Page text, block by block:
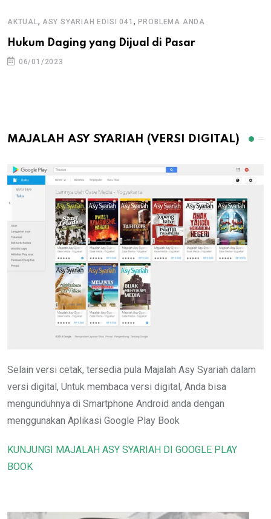
AKTUAL, ASY SYARIAH EDISI 041 , PROBLEMA ANDA
Hukum Daging yang Dijual di Pasar
06/01/2023
MAJALAH ASY SYARIAH (VERSI DIGITAL)
Selain versi cetak, tersedia pula Majalah Asy Syariah dalam
versi digital, Untuk membaca versi digital, Anda bisa
mengunduhnya di Smartphone Android anda dengan
menggunakan Aplikasi Google Play Book
KUNJUNGI MAJALAH ASY SYARIAH DI GOOGLE PLAY
BOOK